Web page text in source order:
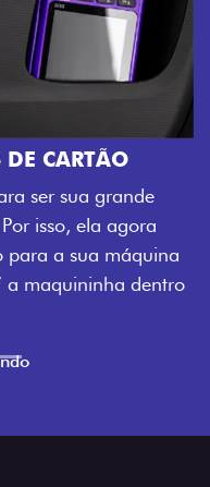
TELECOMANDO
da sua nova Fiorino
à distância, e não
detalhes como esse
o seu dia de